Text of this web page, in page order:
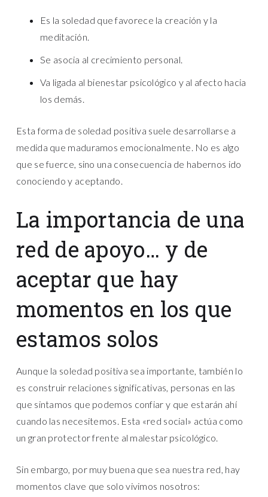
Es la soledad que favorece la creación y la
meditación.
Se asocia al crecimiento personal.
Va ligada al bienestar psicológico y al afecto hacia
los demás.
Esta forma de soledad positiva suele desarrollarse a
medida que maduramos emocionalmente. No es algo
que se fuerce, sino una consecuencia de habernos ido
conociendo y aceptando.
La importancia de una
red de apoyo… y de
aceptar que hay
momentos en los que
estamos solos
Aunque la soledad positiva sea importante, también lo
es construir relaciones significativas, personas en las
que sintamos que podemos confiar y que estarán ahí
cuando las necesitemos. Esta «red social» actúa como
un gran protector frente al malestar psicológico.
Sin embargo, por muy buena que sea nuestra red, hay
momentos clave que solo vivimos nosotros: